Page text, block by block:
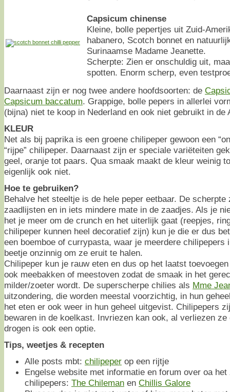
Capsicum chinense
Kleine, bolle pepertjes uit Zuid-
habanero, Scotch bonnet en
Surinaamse Madame Jeanette.
Scherpte: Zien er onschuldig uit,
spotten. Enorm scherp, even
Daarnaast zijn er nog twee andere hoofdsoorten: de
Capsicum baccatum. Grappige, bolle pepers in allerlei
(bijna) niet te koop in Nederland en ook niet gebruikt in de
KLEUR
Net als bij paprika is een groene chilipeper gewoon een
“rijpe” chilipeper. Daarnaast zijn er speciale variëteiten
geel, oranje tot paars. Qua smaak maakt de kleur weinig
eigenlijk ook niet.
Hoe te gebruiken?
Behalve het steeltje is de hele peper eetbaar. De scherpte
zaadlijsten en in iets mindere mate in de zaadjes. Als je
het je meer om de crunch en het uiterlijk gaat (reepjes,
chilipeper kunnen heel decoratief zijn) kun je die er dus
een boemboe of currypasta, waar je meerdere chilipepers
beetje onzinnig om ze eruit te halen.
Chilipeper kun je rauw eten en dus op het laatst
ook meebakken of meestoven zodat de smaak in het
milder/zoeter wordt. De superscherpe chilies als Mme
uitzondering, die worden meestal voorzichtig, in hun
het eten er ook weer in hun geheel uitgevist. Chilipepers
bewaren in de koelkast. Invriezen kan ook, al verliezen
drogen is ook een optie.
Tips, weetjes & recepten
Alle posts mbt: chilipeper op een rijtje
Engelse website met informatie en forum over oa
chilipepers: The Chileman en Chillis Galore